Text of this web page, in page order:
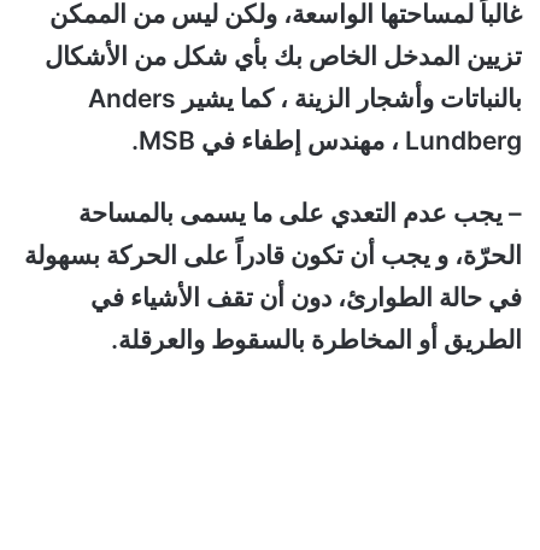
غالباً لمساحتها الواسعة، ولكن ليس من الممكن
تزيين المدخل الخاص بك بأي شكل من الأشكال
بالنباتات وأشجار الزينة ، كما يشير Anders
Lundberg ، مهندس إطفاء في MSB.
– يجب عدم التعدي على ما يسمى بالمساحة
الحرّة، و يجب أن تكون قادراً على الحركة بسهولة
في حالة الطوارئ، دون أن تقف الأشياء في
الطريق أو المخاطرة بالسقوط والعرقلة.